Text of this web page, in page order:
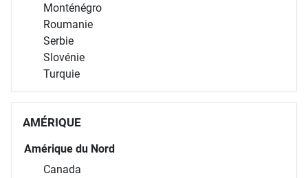
Monténégro
Roumanie
Serbie
Slovénie
Turquie
AMÉRIQUE
Amérique du Nord
Canada